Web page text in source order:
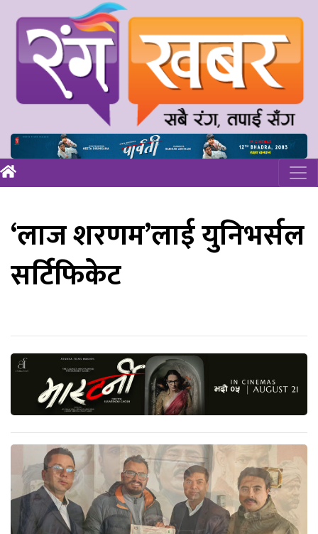
‘लाज शरणम’लाई युनिभर्सल
सर्टिफिकेट